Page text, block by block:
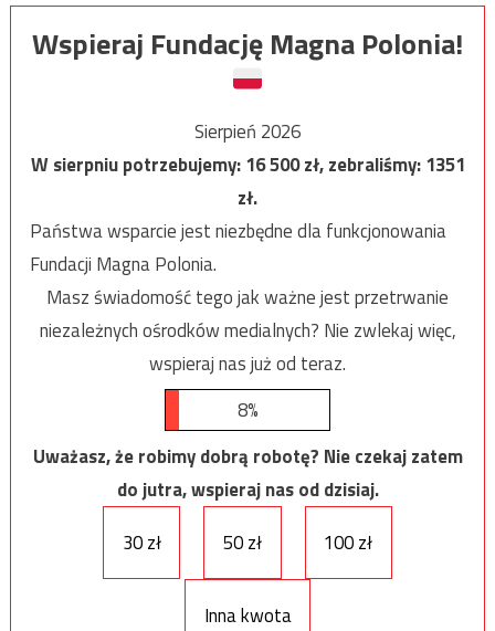
Wspieraj Fundację Magna Polonia!
Sierpień 2026
W sierpniu potrzebujemy:16 500zł, zebraliśmy:1351
zł.
Państwa wsparcie jest niezbędne dla funkcjonowania
Fundacji Magna Polonia.
Masz świadomość tego jak ważne jest przetrwanie
niezależnych ośrodków medialnych? Nie zwlekaj więc,
wspieraj nas już od teraz.
8%
Uważasz, że robimy dobrą robotę? Nie czekaj zatem
do jutra, wspieraj nas od dzisiaj.
30 zł
50 zł 100 zł
Inna kwota